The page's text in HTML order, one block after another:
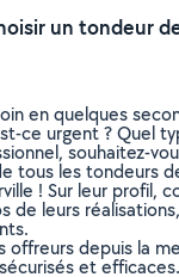
un tondeur
en quelques
ce urgent ? Quel
souhaitez-
tous les tondeurs
! Sur leur profil,
de leurs
offreurs depuis la
et efficaces.